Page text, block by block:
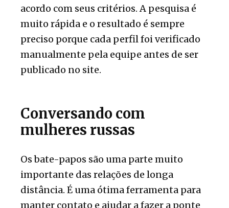
acordo com seus critérios. A pesquisa é
muito rápida e o resultado é sempre
preciso porque cada perfil foi verificado
manualmente pela equipe antes de ser
publicado no site.
Conversando com
mulheres russas
Os bate-papos são uma parte muito
importante das relações de longa
distância. É uma ótima ferramenta para
manter contato e ajudar a fazer a ponte